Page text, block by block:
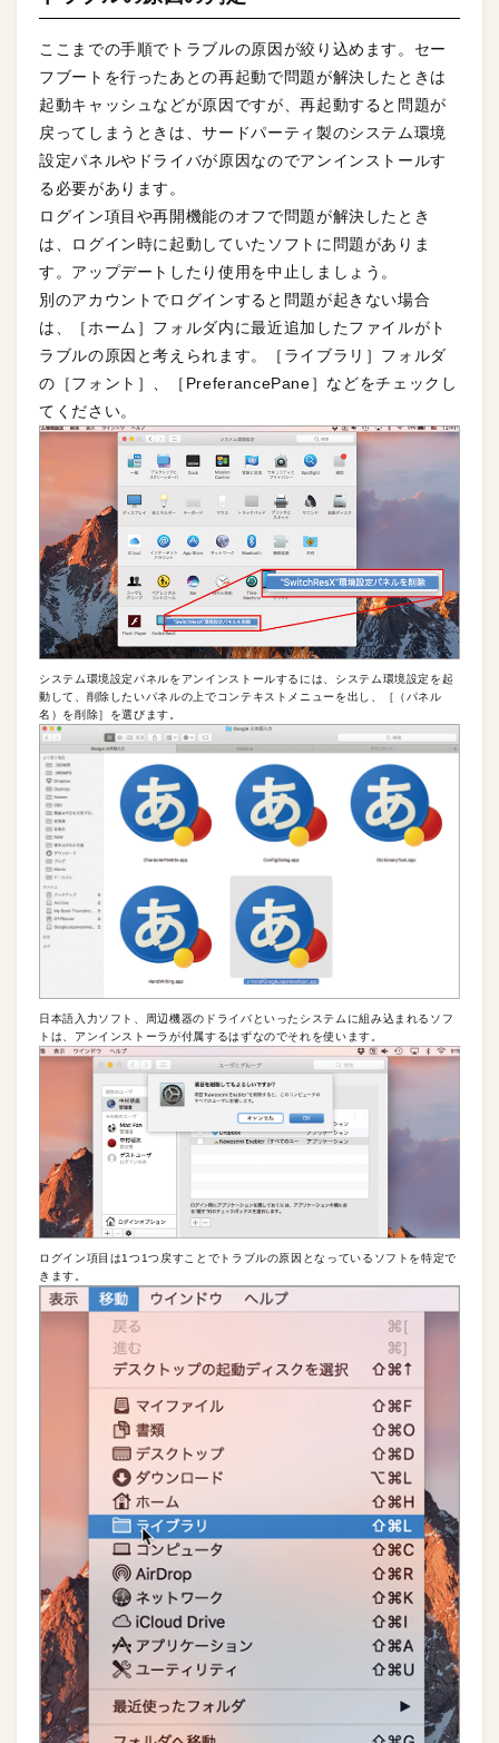
ここまでの手順でトラブルの原因が絞り込めます。セー
フブートを行ったあとの再起動で問題が解決したときは
起動キャッシュなどが原因ですが、再起動すると問題が
戻ってしまうときは、サードパーティ製のシステム環境
設定パネルやドライバが原因なのでアンインストールす
る必要があります。
ログイン項目や再開機能のオフで問題が解決したとき
は、ログイン時に起動していたソフトに問題がありま
す。アップデートしたり使用を中止しましょう。
別のアカウントでログインすると問題が起きない場合
は、［ホーム］フォルダ内に最近追加したファイルがト
ラブルの原因と考えられます。［ライブラリ］フォルダ
の［フォント］、［PreferancePane］などをチェックし
てください。
システム環境設定パネルをアンインストールするには、システム環境設定を起
動して、削除したいパネルの上でコンテキストメニューを出し、［（パネル
名）を削除］を選びます。
日本語入力ソフト、周辺機器のドライバといったシステムに組み込まれるソフ
トは、アンインストーラが付属するはずなのでそれを使います。
ログイン項目は1つ1つ戻すことでトラブルの原因となっているソフトを特定で
きます。